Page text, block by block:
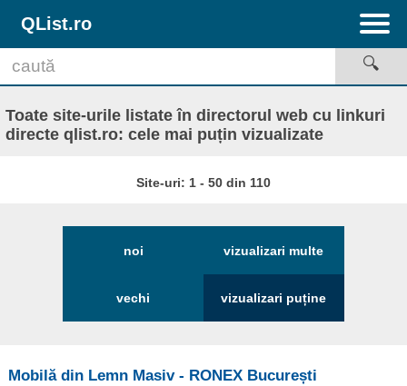
QList.ro
Toate site-urile listate în directorul web cu linkuri
directe qlist.ro: cele mai puțin vizualizate
Site-uri: 1 - 50 din 110
noi
vechi
vizualizari multe
vizualizari puține
Mobilă din Lemn Masiv - RONEX București